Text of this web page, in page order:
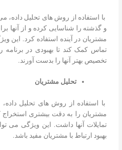
با استفاده از روش های تحلیل داده،
و گذشته را شناسایی کرده و از آنها
مشتریان در آینده استفاده کرد. این
تماس کمک کند تا بهبودی در برنامه
تخصیص بهتر آنها را بدست آورند.
تحلیل مشتریان
با استفاده از روش های تحلیل
مشتریان را به دقت بیشتری استخراج
تمایلات آنها داشت. این ویژگی می
بهبود ارتباط با مشتریان مفید باشد.